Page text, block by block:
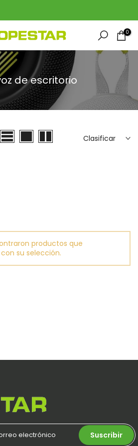
0
de escritorio
Clasificar
productos que
su selección.
Suscribir